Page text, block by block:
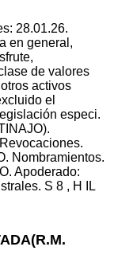
28.01.26.
en general,
de valores
activos
el
especi.
Nombramientos.
Apoderado:
S 8 , H IL